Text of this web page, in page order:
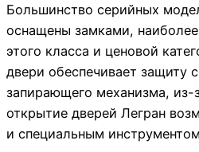
Большинство серийных
оснащены замками,
этого класса и ценовой
двери обеспечивает защиту
запирающего механизма, из-
открытие дверей Легран
и специальным